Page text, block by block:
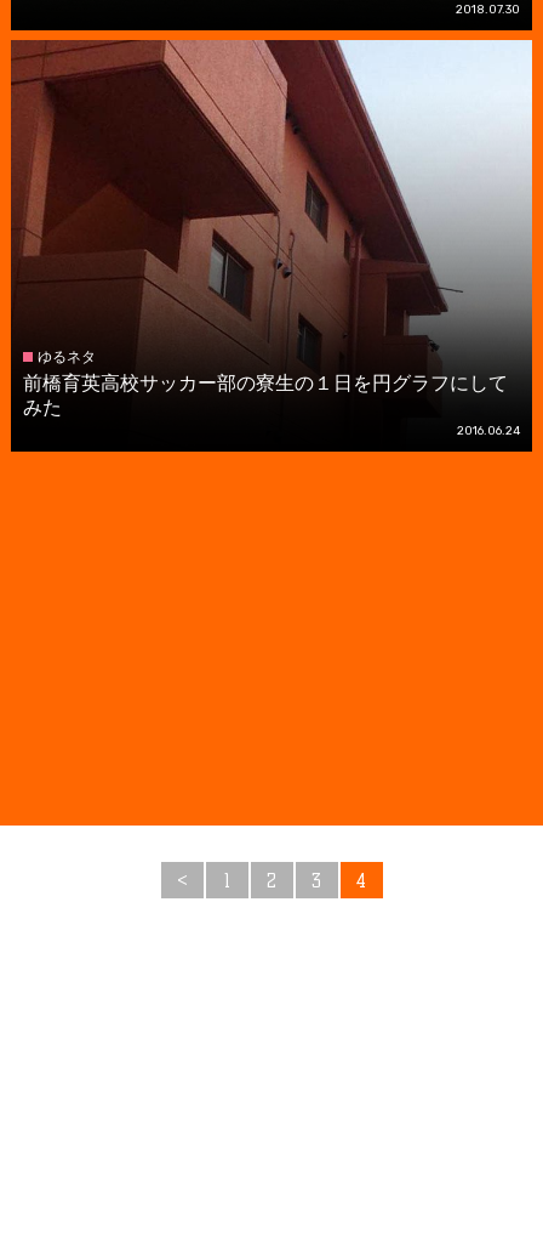
2018.07.30
ゆるネタ
前橋育英高校サッカー部の寮生の１日を円グラフにして
みた
2016.06.24
< 1 2 3 4